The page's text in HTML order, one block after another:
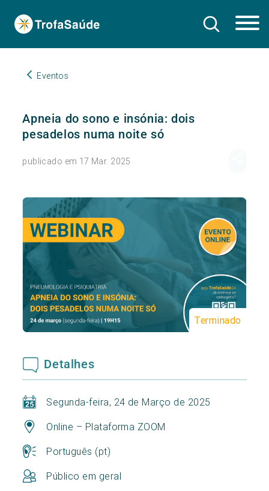
Eventos
Apneia do sono e insónia: dois
pesadelos numa noite só
publicado em 17 Mar. 2025
Terminado
Detalhes
Segunda-feira, 24 de Março de 2025
Online – Plataforma ZOOM
Português (pt)
Público em geral